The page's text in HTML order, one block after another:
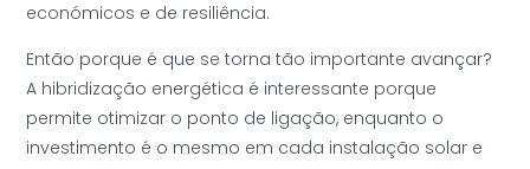
económicos e de resiliência.
Então porque é que se torna tão importante avançar?
A hibridização energética é interessante porque
permite otimizar o ponto de ligação, enquanto o
investimento é o mesmo em cada instalação solar e